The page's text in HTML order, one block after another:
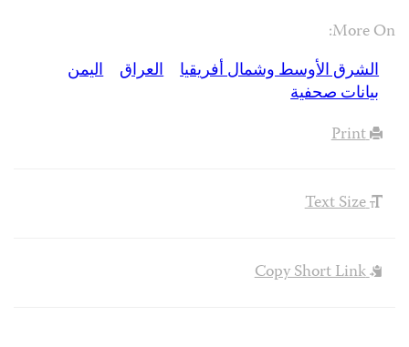
More On:
الشرق الأوسط وشمال أفريقيا
العراق
اليمن
بيانات صحفية
Print
Text Size
Copy Short Link